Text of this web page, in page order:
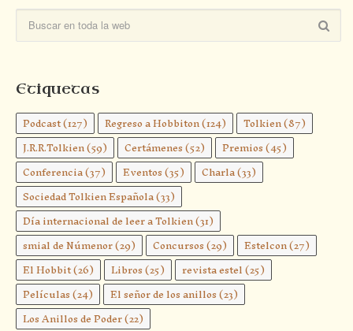
Etiquetas
Podcast(127) Regreso a Hobbiton(124) Tolkien(87)
J.R.R.Tolkien(59) Certámenes(52) Premios(45)
Conferencia(37) Eventos(35) Charla(33)
Sociedad Tolkien Española(33)
Día internacional de leer a Tolkien(31)
smial de Númenor(29) Concursos(29) Estelcon(27)
El Hobbit(26) Libros(25) revista estel(25)
Películas(24) El señor de los anillos(23)
Los Anillos de Poder(22)